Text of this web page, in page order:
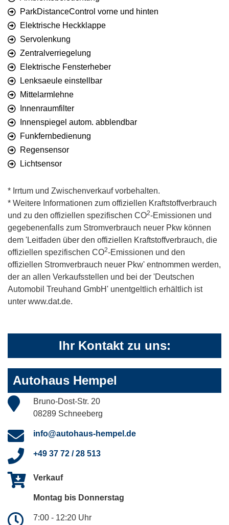
ParkDistanceControl vorne und hinten
Elektrische Heckklappe
Servolenkung
Zentralverriegelung
Elektrische Fensterheber
Lenksaeule einstellbar
Mittelarmlehne
Innenraumfilter
Innenspiegel autom. abblendbar
Funkfernbedienung
Regensensor
Lichtsensor
* Irrtum und Zwischenverkauf vorbehalten.
* Weitere Informationen zum offiziellen Kraftstoffverbrauch
und zu den offiziellen spezifischen CO2-Emissionen und
gegebenenfalls zum Stromverbrauch neuer Pkw können
dem 'Leitfaden über den offiziellen Kraftstoffverbrauch, die
offiziellen spezifischen CO2-Emissionen und den
offiziellen Stromverbrauch neuer Pkw' entnommen werden,
der an allen Verkaufsstellen und bei der 'Deutschen
Automobil Treuhand GmbH' unentgeltlich erhältlich ist
unter www.dat.de.
Ihr Kontakt zu uns:
Autohaus Hempel
Bruno-Dost-Str. 20
08289 Schneeberg
info@autohaus-hempel.de
+49 37 72 / 28 513
Verkauf
Montag bis Donnerstag
7:00 - 12:20 Uhr